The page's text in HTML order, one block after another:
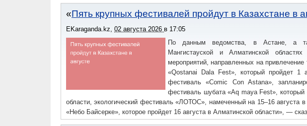
Пять крупных фестивалей пройдут в Казахстане в
EKaraganda.kz, 02 августа 2026 в 17:05
По данным ведомства, в Астане, а
Мангистауской и Алматинской
мероприятий, направленных на
«Qostanai Dala Fest», который пройдет 1
фестиваль «Comic Con Astana»,
фестиваль шубата «Aq maya Fest», который
области, экологический фестиваль «ЛОТОС», намеченный на 15–16 августа
«Небо Байсерке», которое пройдет 16 августа в Алматинской области», —
отметил, что поддержка оказывается и уникальным инициативам,